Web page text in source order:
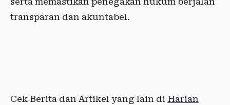
transparan dan akuntabel.
Cek Berita dan Artikel yang lain di Harian